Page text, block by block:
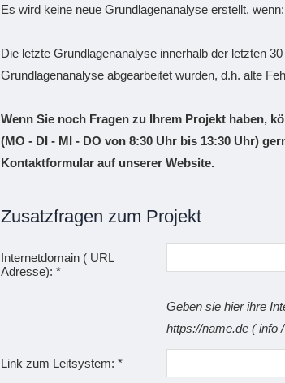
Es wird keine neue Grundlagenanalyse erstellt, wenn:
Die letzte Grundlagenanalyse innerhalb der letzten
Grundlagenanalyse abgearbeitet wurden, d.h. alte
Wenn Sie noch Fragen zu Ihrem Projekt haben,
(MO - DI - MI - DO von 8:30 Uhr bis 13:30 Uhr)
Kontaktformular auf unserer Website.
Zusatzfragen zum Projekt
Internetdomain ( URL
Adresse): *
Geben sie hier ihre
https://name.de ( info
Link zum Leitsystem: *